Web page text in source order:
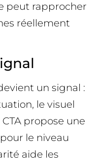
peut rapprocher
réellement
un signal :
le visuel
propose une
le niveau
aide les